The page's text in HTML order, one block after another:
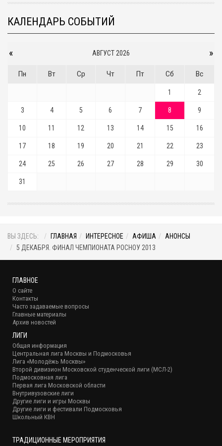
КАЛЕНДАРЬ СОБЫТИЙ
« АВГУСТ 2026 »
Пн Вт Ср Чт Пт Сб Вс
1 2
3 4 5 6 7 8 9
10 11 12 13 14 15 16
17 18 19 20 21 22 23
24 25 26 27 28 29 30
31
ВЫ ЗДЕСЬ: ГЛАВНАЯ ИНТЕРЕСНОЕ АФИША
АНОНСЫ
5 ДЕКАБРЯ. ФИНАЛ ЧЕМПИОНАТА РОСНОУ 2013
ГЛАВНОЕ
О сайте
Контакты
Часто задаваемые вопросы
Главные материалы
Архив новостей
ЛИГИ
Общая информация
Центральная лига Москвы и Подмосковья
Лига «Молодёжь Москвы»
Второй дивизион Московской студенческой лиги (МСЛ-2)
Подмосковная лига
Первая лига Московской области
Внутривузовские лиги
Другие лиги и игры Москвы
Другие лиги и фестивали Подмосковья
Школьный КВН
ТРАДИЦИОННЫЕ МЕРОПРИЯТИЯ